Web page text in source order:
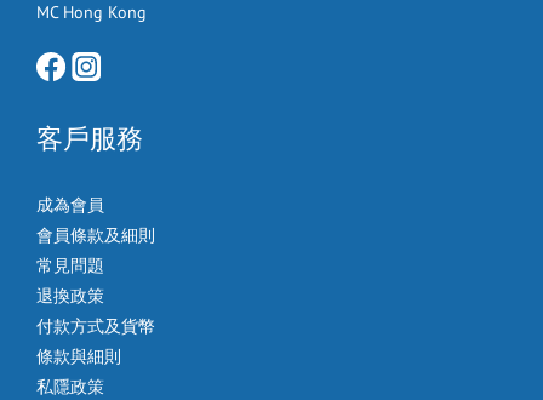
MC Hong Kong
客戶服務
成為會員
會員條款及細則
常見問題
退換政策
付款方式及貨幣
條款與細則
私隱政策